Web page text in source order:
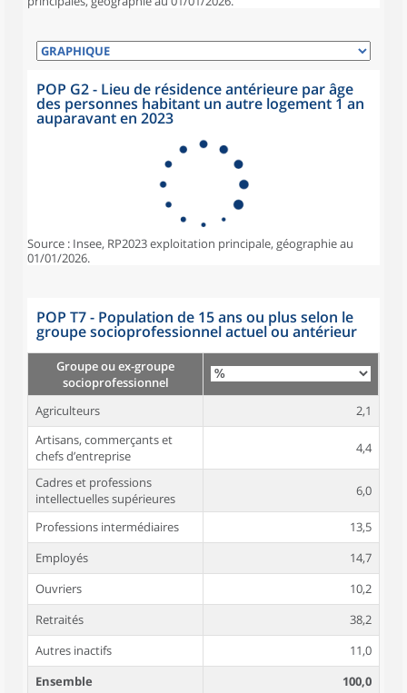
POP G2 - Lieu de résidence antérieure par âge
des personnes habitant un autre logement 1 an
auparavant en 2023
Source : Insee, RP2023 exploitation principale, géographie au
01/01/2026.
POP T7 - Population de 15 ans ou plus selon le
groupe socioprofessionnel actuel ou antérieur
Groupe ou ex-groupe
socioprofessionnel
Agriculteurs
2,1
Artisans, commerçants et
chefs d’entreprise
4,4
Cadres et professions
intellectuelles supérieures
6,0
Professions intermédiaires
13,5
Employés
14,7
Ouvriers
10,2
Retraités
38,2
Autres inactifs
11,0
Ensemble
100,0